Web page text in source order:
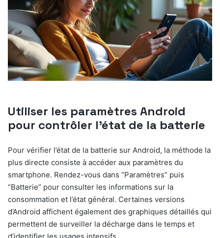
Utiliser les paramètres Android
pour contrôler l’état de la batterie
Pour vérifier l’état de la batterie sur Android, la méthode la
plus directe consiste à accéder aux paramètres du
smartphone. Rendez-vous dans “Paramètres” puis
“Batterie” pour consulter les informations sur la
consommation et l’état général. Certaines versions
d’Android affichent également des graphiques détaillés qui
permettent de surveiller la décharge dans le temps et